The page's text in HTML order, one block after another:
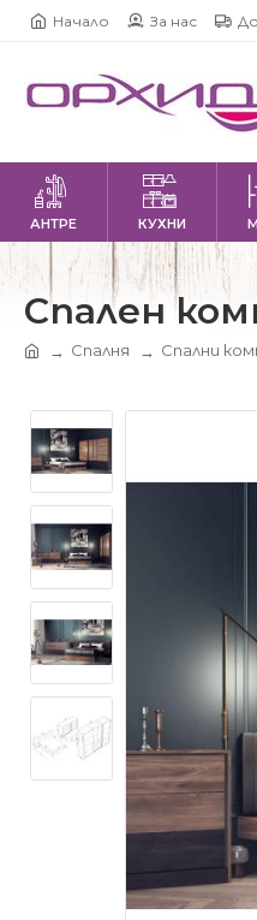
Начало За нас
АНТРЕ КУХНИ
Спалня Спални
Спален